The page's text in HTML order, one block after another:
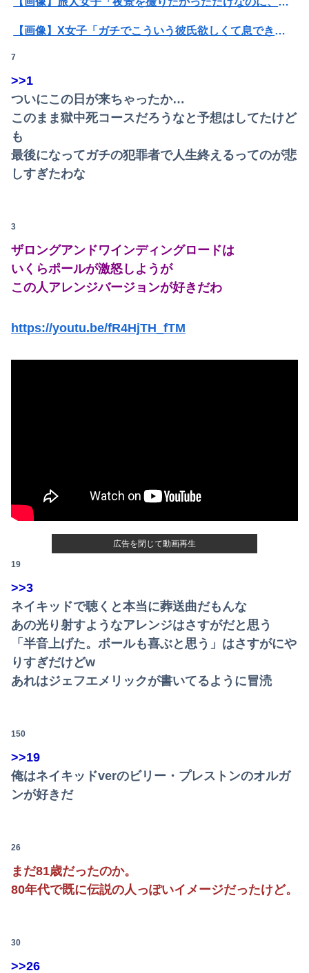
【画像】X女子「ガチでこういう彼氏欲しくて息できん」 2000万バズ
【悲報】Mrs. GREEN APPLE、マジで逝くwwwwww
【画像】AKBのセンター、レベチな事が世間にバレ始めるｗｗｗｗｗｗｗ
【動画】台風13号の進路予想、明らかにおかしい…
【画像】避難所の女がHすぎるｗｗｗｗｗ
世界一の登山家ニルマル・プルジャ(43歳)、雪崩で死亡
【討論】ナスを最も美味しく食べる方法
日本人「ジョジョの最高傑作は3部！」←これ謎だよな
7
>>1
ついにこの日が来ちゃったか…
このまま獄中死コースだろうなと予想はしてたけど
も
最後になってガチの犯罪者で人生終えるってのが悲
しすぎたわな
3
ザロングアンドワインディングロードは
いくらポールが激怒しようが
この人アレンジバージョンが好きだわ
https://youtu.be/fR4HjTH_fTM
19
>>3
ネイキッドで聴くと本当に葬送曲だもんな
あの光り射すようなアレンジはさすがだと思う
「半音上げた。ポールも喜ぶと思う」はさすがにや
りすぎだけどw
あれはジェフエメリックが書いてるように冒涜
150
>>19
俺はネイキッドverのビリー・プレストンのオルガ
ンが好きだ
26
まだ81歳だったのか。
80年代で既に伝説の人っぽいイメージだったけど。
30
>>26
広告を閉じて動画再生